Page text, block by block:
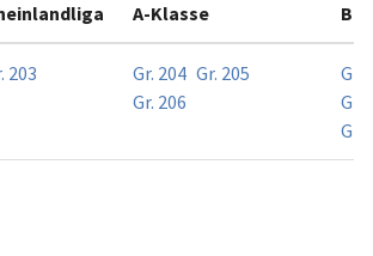
A-Klasse B-
203 Gr. 204 Gr. 205
Gr. 206
Gr.
Gr.
Gr.